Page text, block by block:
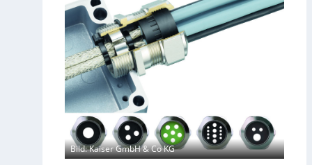
Bild: Kaiser GmbH & Co KG